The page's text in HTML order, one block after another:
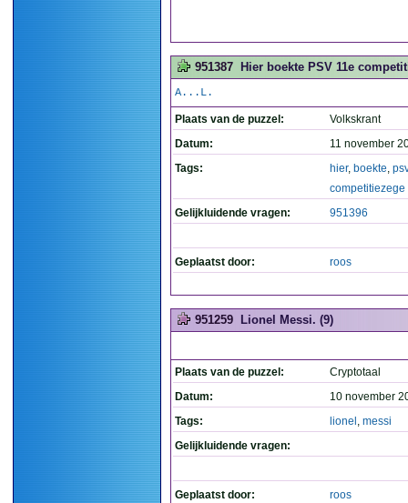
951387 Hier boekte PSV 11e
A...L.
Plaats van de puzzel:
Volkskrant
Datum:
11 november
Tags:
hier, boekte, psv
competitiezege
Gelijkluidende vragen:
951396
Geplaatst door: roos
951259 Lionel Messi. (9)
Plaats van de puzzel:
Cryptotaal
Datum:
10 november
Tags:
lionel , messi
Gelijkluidende vragen:
Geplaatst door: roos